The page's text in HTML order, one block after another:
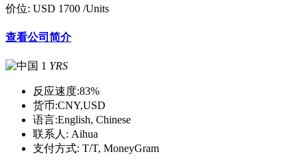
价位: USD 1700 /Units
查看公司简介
1 YRS
反应速度:83%
货币:CNY,USD
语言:English, Chinese
联系人: Aihua
支付方式: T/T, MoneyGram